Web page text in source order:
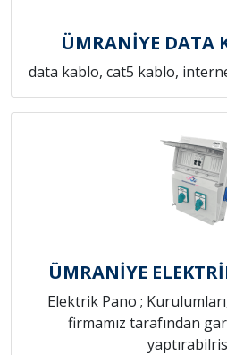
ÜMRANİYE DATA
data kablo, cat5 kablo,
ÜMRANİYE
Elektrik Pano ;
firmamız tarafından